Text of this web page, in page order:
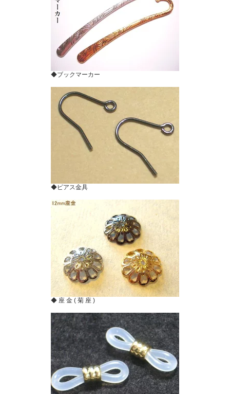
◆ブックマーカー
◆ピアス金具
◆ 座 金 ( 菊 座 )